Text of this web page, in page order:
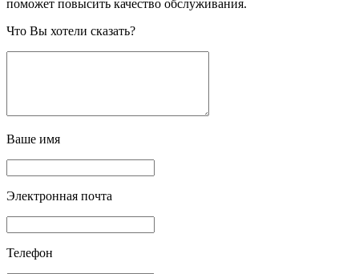
поможет повысить качество обслуживания.
Что Вы хотели сказать?
Ваше имя
Электронная почта
Телефон